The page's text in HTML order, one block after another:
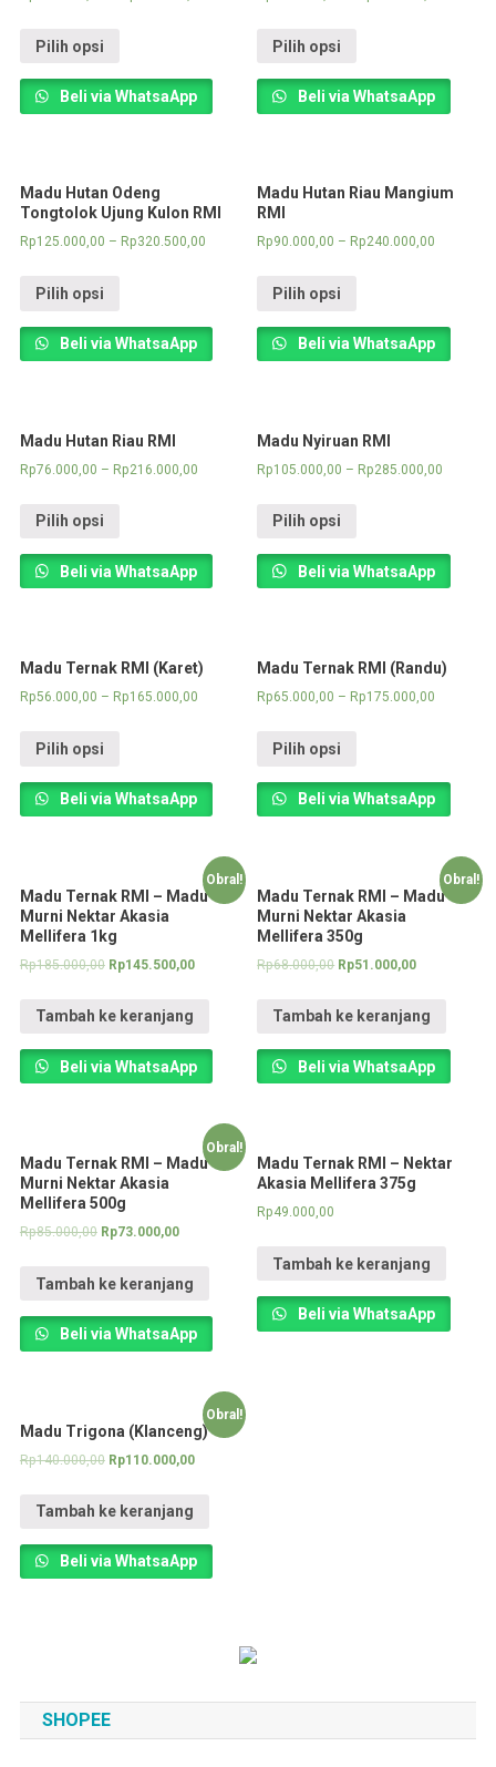
Pilih opsi
Beli via WhatsaApp
Pilih opsi
Beli via WhatsaApp
Madu Hutan Odeng
Tongtolok Ujung Kulon RMI
Rp125.000,00 – Rp320.500,00
Pilih opsi
Beli via WhatsaApp
Madu Hutan Riau Mangium
RMI
Rp90.000,00 – Rp240.000,00
Pilih opsi
Beli via WhatsaApp
Madu Hutan Riau RMI
Rp76.000,00 – Rp216.000,00
Pilih opsi
Beli via WhatsaApp
Madu Nyiruan RMI
Rp105.000,00 – Rp285.000,00
Pilih opsi
Beli via WhatsaApp
Madu Ternak RMI (Karet)
Rp56.000,00 – Rp165.000,00
Pilih opsi
Beli via WhatsaApp
Madu Ternak RMI (Randu)
Rp65.000,00 – Rp175.000,00
Pilih opsi
Beli via WhatsaApp
Obral!
Madu Ternak RMI – Madu
Murni Nektar Akasia
Mellifera 1kg
Rp185.000,00 Rp145.500,00
Tambah ke keranjang
Beli via WhatsaApp
Obral!
Madu Ternak RMI – Madu
Murni Nektar Akasia
Mellifera 350g
Rp68.000,00 Rp51.000,00
Tambah ke keranjang
Beli via WhatsaApp
Obral!
Madu Ternak RMI – Madu
Murni Nektar Akasia
Mellifera 500g
Rp85.000,00 Rp73.000,00
Tambah ke keranjang
Beli via WhatsaApp
Madu Ternak RMI – Nektar
Akasia Mellifera 375g
Rp49.000,00
Tambah ke keranjang
Beli via WhatsaApp
Obral!
Madu Trigona (Klanceng)
Rp140.000,00 Rp110.000,00
Tambah ke keranjang
Beli via WhatsaApp
SHOPEE